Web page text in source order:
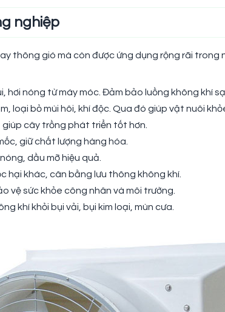
nghiệp
thông gió mà còn được ứng dụng rộng rãi trong
hơi nóng từ máy móc. Đảm bảo luồng không khí
loại bỏ mùi hôi, khí độc. Qua đó giúp vật nuôi
giúp cây trồng phát triển tốt hơn.
giữ chất lượng hàng hóa.
dầu mỡ hiệu quả.
hại khác, cân bằng lưu thông không khí.
vệ sức khỏe công nhân và môi trường.
khí khỏi bụi vải, bụi kim loại, mùn cưa.